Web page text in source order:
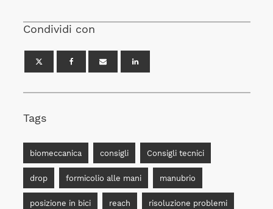
Condividi con
Tags
biomeccanica consigli Consigli tecnici
drop formicolio alle mani manubrio
posizione in bici reach risoluzione problemi